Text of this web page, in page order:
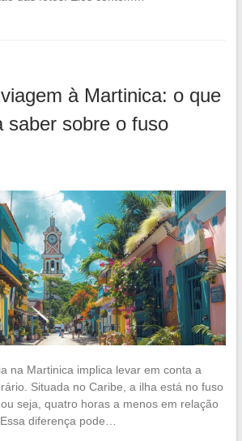
à Martinica: o que
saber sobre o fuso
na Martinica implica levar em conta a
Situada no Caribe, a ilha está no fuso
seja, quatro horas a menos em relação
diferença pode…